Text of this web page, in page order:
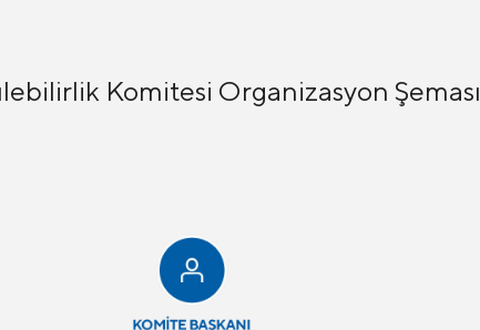
Komitesi Organizasyon Şeması